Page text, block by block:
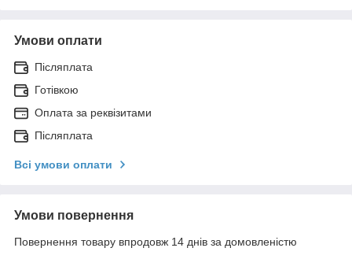
Умови оплати
Післяплата
Готівкою
Оплата за реквізитами
Післяплата
Всі умови оплати
Умови повернення
Повернення товару впродовж 14 днів за домовленістю